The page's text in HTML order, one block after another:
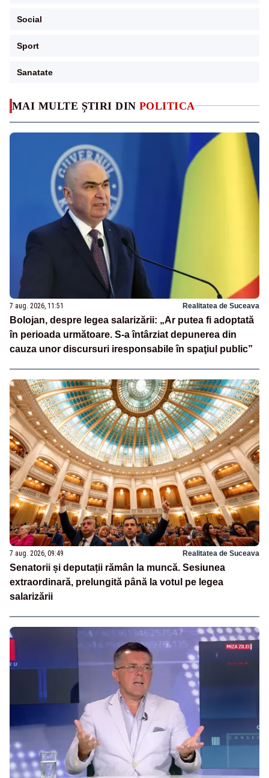
MAI MULTE ȘTIRI DIN POLITICA
7 aug. 2026, 11:51 Realitatea de Suceava
Bolojan, despre legea salarizării: „Ar putea fi adoptată
în perioada următoare. S-a întârziat depunerea din
cauza unor discursuri iresponsabile în spaţiul public”
7 aug. 2026, 09:49 Realitatea de Suceava
Senatorii și deputații rămân la muncă. Sesiunea
extraordinară, prelungită până la votul pe legea
salarizării
Social
Sport
Sanatate